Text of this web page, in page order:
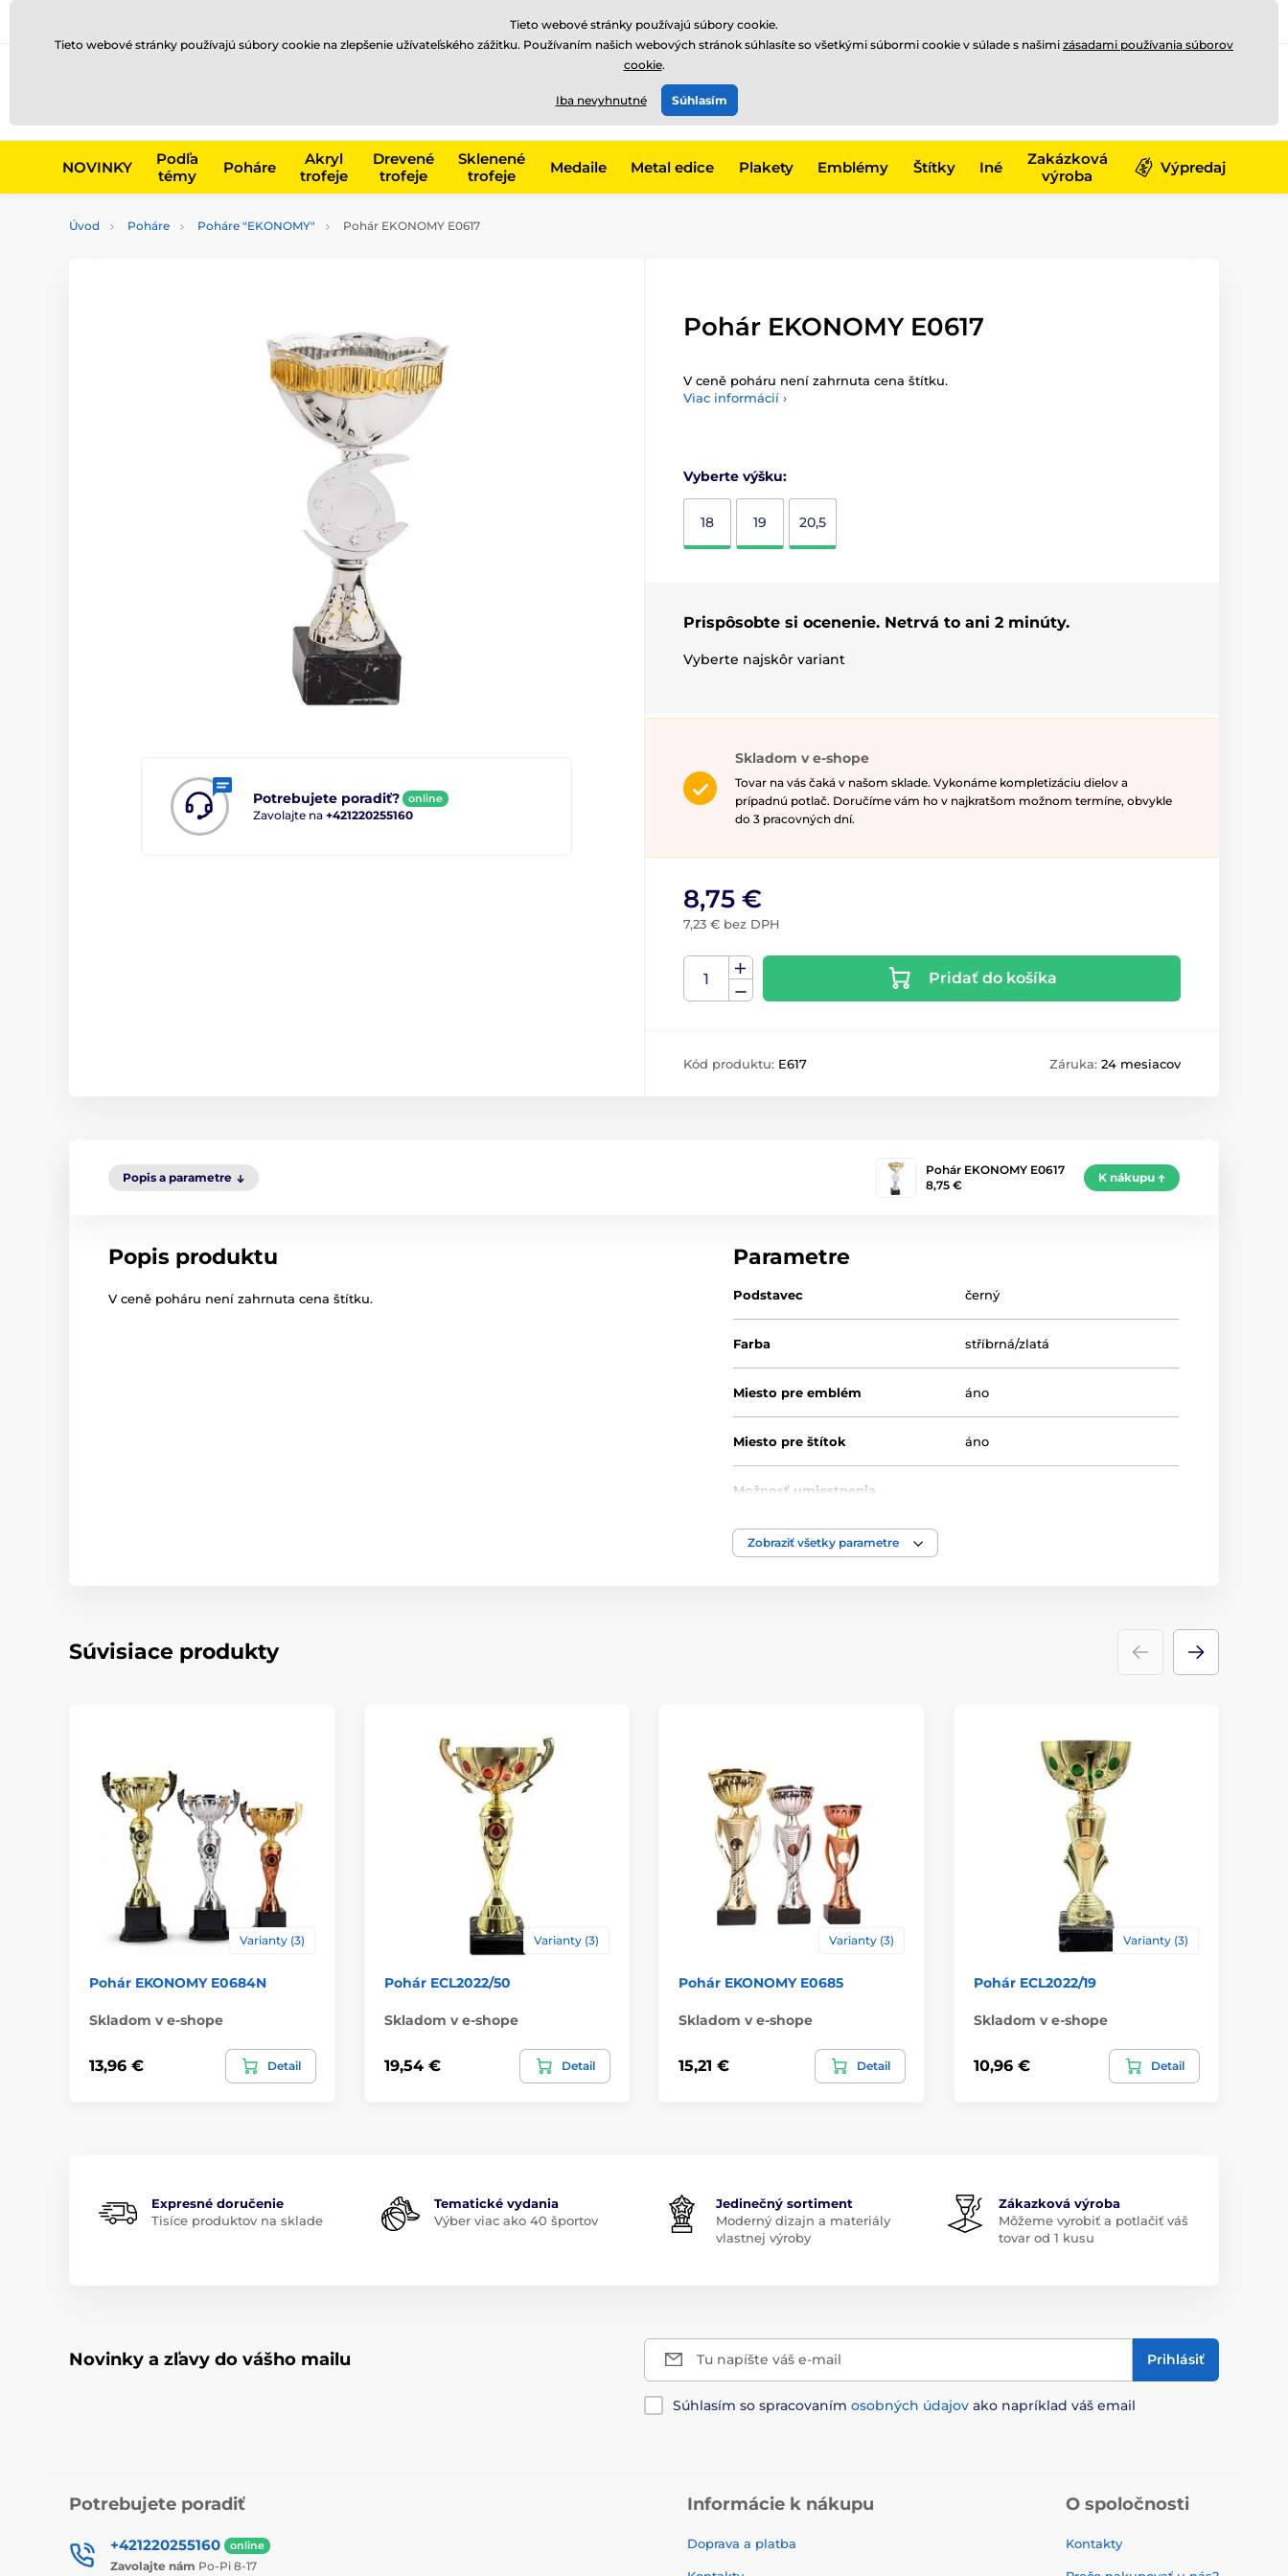
EUR
+421220255160
NOVINKY
Podľa
témy
Poháre
Akryl
trofeje
Drevené
trofeje
Sklenené
trofeje
Medaile Metal edice Plakety Emblémy Štítky Iné
Zakázková
výroba
Výpredaj
Úvod Poháre Poháre "EKONOMY" Pohár EKONOMY E0617
Potrebujete poradiť? online
Zavolajte na +421220255160
Pohár EKONOMY E0617
V ceně poháru není zahrnuta cena štítku.
Viac informácií ›
Vyberte výšku:
18 19 20,5
Prispôsobte si ocenenie. Netrvá to ani 2 minúty.
Vyberte najskôr variant
Skladom v e-shope
Tovar na vás čaká v našom sklade. Vykonáme kompletizáciu dielov a
prípadnú potlač. Doručíme vám ho v najkratšom možnom termíne, obvykle
do 3 pracovných dní.
8,75 €
7,23 € bez DPH
Pridať do košíka
Kód produktu: E617 Záruka: 24 mesiacov
Popis a parametre
Pohár EKONOMY E0617
8,75 €
K nákupu
Popis produktu
V ceně poháru není zahrnuta cena štítku.
Parametre
Podstavec černý
Farba stříbrná/zlatá
Miesto pre emblém áno
Miesto pre štítok áno
Možnosť umiestnenia
Priemer cm
Spôsob personalizácie Potlač emblému
Zobraziť všetky parametre
Súvisiace produkty
Varianty (3)
Pohár EKONOMY E0684N
Skladom v e-shope
13,96 € Detail
Varianty (3)
Pohár ECL2022/50
Skladom v e-shope
19,54 € Detail
Varianty (3)
Pohár EKONOMY E0685
Skladom v e-shope
15,21 € Detail
Varianty (3)
Pohár ECL2022/19
Skladom v e-shope
10,96 € Detail
Expresné doručenie
Tisíce produktov na sklade
Tematické vydania
Výber viac ako 40 športov
Jedinečný sortiment
Moderný dizajn a materiály
vlastnej výroby
Zákazková výroba
Môžeme vyrobiť a potlačiť váš
tovar od 1 kusu
Novinky a zľavy do vášho mailu Tu napíšte váš e-mail Prihlásiť
Súhlasím so spracovaním osobných údajov ako napríklad váš email
Potrebujete poradiť
+421220255160 online
Zavolajte nám Po-Pi 8-17
Informácie k nákupu
Doprava a platba
O spoločnosti
Kontakty
Tieto webové stránky používajú súbory cookie.
Tieto webové stránky používajú súbory cookie na zlepšenie užívateľského zážitku. Používaním našich webových stránok súhlasíte so všetkými súbormi cookie v súlade s našimi zásadami používania súborov
cookie.
Iba nevyhnutné Súhlasím